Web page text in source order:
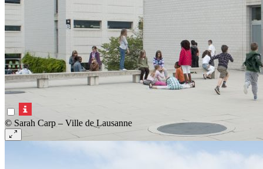
© Sarah Carp – Ville de Lausanne